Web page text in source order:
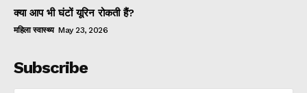
क्या आप भी घंटों यूरिन रोकती हैं?
महिला स्वास्थ्य May 23, 2026
Subscribe